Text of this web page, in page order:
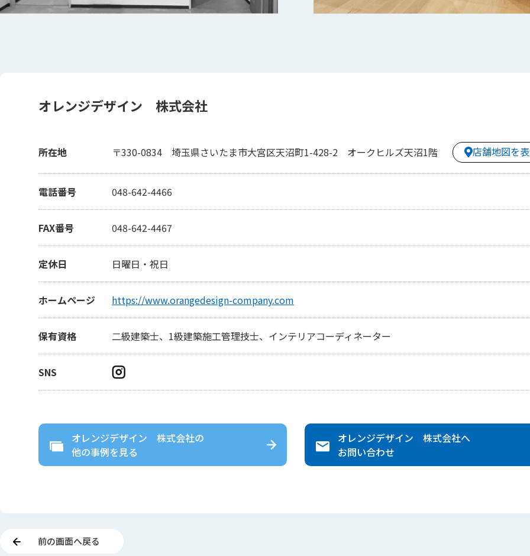
オレンジデザイン 株式会社
所在地 〒330-0834 埼玉県さいたま市大宮区天沼町1-428-2 オークヒルズ天沼1階 店舗地図を
電話番号 048-642-4466
FAX番号 048-642-4467
定休日 日曜日・祝日
ホームページ https://www.orangedesign-company.com
保有資格 二級建築士、1級建築施工管理技士、インテリアコーディネーター
SNS
オレンジデザイン 株式会社の
他の事例を見る
オレンジデザイン 株式会社へ
お問い合わせ
前の画面へ戻る